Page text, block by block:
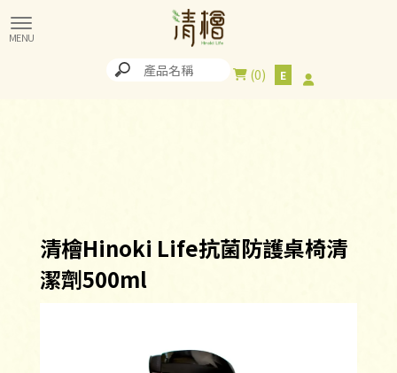
0
清檜Hinoki Life抗菌防護桌椅清
潔劑500ml